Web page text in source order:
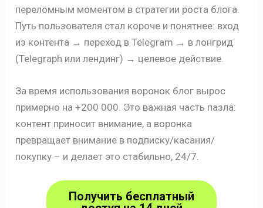
переломным моментом в стратегии роста блога.
Путь пользователя стал короче и понятнее: вход
из контента → переход в Telegram → в лонгрид
(Telegraph или лендинг) → целевое действие.
За время использования воронок блог вырос
примерно на +200 000. Это важная часть пазла:
контент приносит внимание, а воронка
превращает внимание в подписку/касания/
покупку – и делает это стабильно, 24/7.
Получить бесплатный